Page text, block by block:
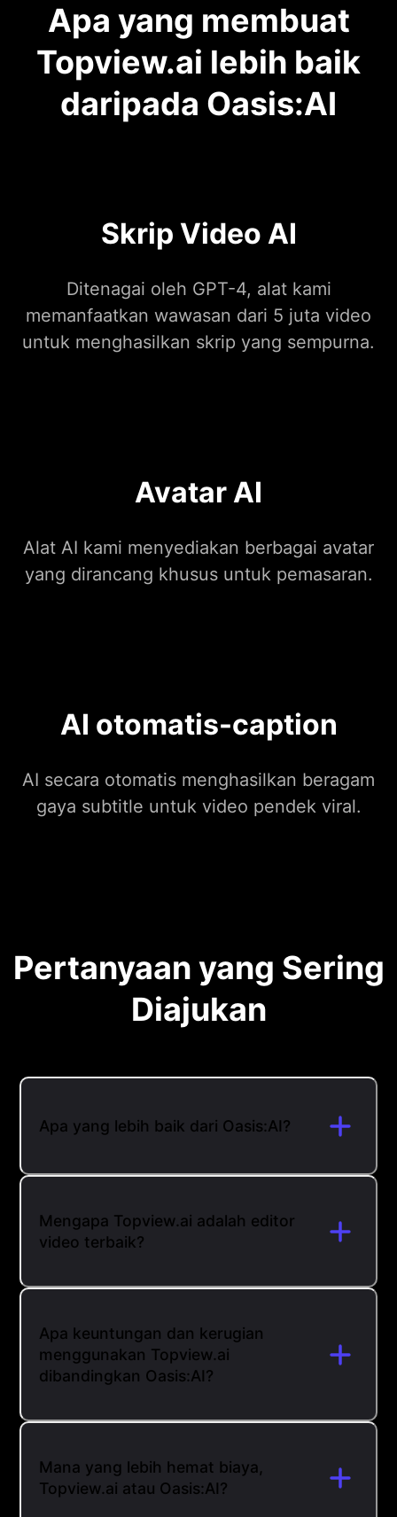
Apa yang membuat
Topview.ai lebih baik
daripada Oasis:AI
Skrip Video AI
Ditenagai oleh GPT-4, alat kami
memanfaatkan wawasan dari 5 juta video
untuk menghasilkan skrip yang sempurna.
Avatar AI
Alat AI kami menyediakan berbagai avatar
yang dirancang khusus untuk pemasaran.
AI otomatis-caption
AI secara otomatis menghasilkan beragam
gaya subtitle untuk video pendek viral.
Pertanyaan yang Sering
Diajukan
Apa yang lebih baik dari Oasis:AI?
Mengapa Topview.ai adalah editor
video terbaik?
Apa keuntungan dan kerugian
menggunakan Topview.ai
dibandingkan Oasis:AI?
Mana yang lebih hemat biaya,
Topview.ai atau Oasis:AI?